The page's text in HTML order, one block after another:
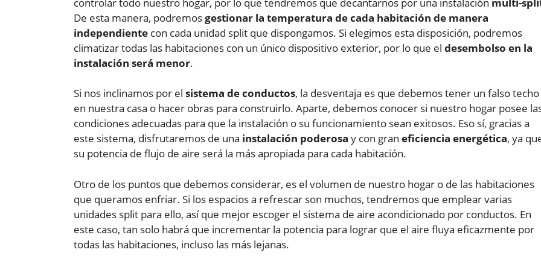
De esta manera, podremosgestionar la temperatura de cada habitación de manera
independiente con cada unidad split que dispongamos. Si elegimos esta disposición, podremos
climatizar todas las habitaciones con un único dispositivo exterior, por lo que el desembolso en la
instalación será menor.
Si nos inclinamos por el sistema de conductos, la desventaja es que debemos tener un falso techo
en nuestra casa o hacer obras para construirlo. Aparte, debemos conocer si nuestro hogar posee
condiciones adecuadas para que la instalación o su funcionamiento sean exitosos. Eso sí, gracias a
este sistema, disfrutaremos de una instalación poderosa y con gran eficiencia energética, ya
su potencia de flujo de aire será la más apropiada para cada habitación.
Otro de los puntos que debemos considerar, es el volumen de nuestro hogar o de las habitaciones
que queramos enfriar. Si los espacios a refrescar son muchos, tendremos que emplear varias
unidades split para ello, así que mejor escoger el sistema de aire acondicionado por conductos. En
este caso, tan solo habrá que incrementar la potencia para lograr que el aire fluya eficazmente por
todas las habitaciones, incluso las más lejanas.